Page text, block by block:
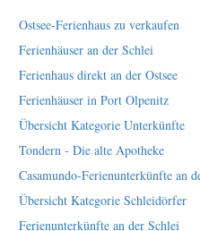
Ostsee-Ferienhaus zu verkaufen
Ferienhäuser an der Schlei
Ferienhaus direkt an der Ostsee
Ferienhäuser in Port Olpenitz
Übersicht Kategorie Unterkünfte
Tondern - Die alte Apotheke
Casamundo-Ferienunterkünfte an
Übersicht Kategorie Schleidörfer
Ferienunterkünfte an der Schlei